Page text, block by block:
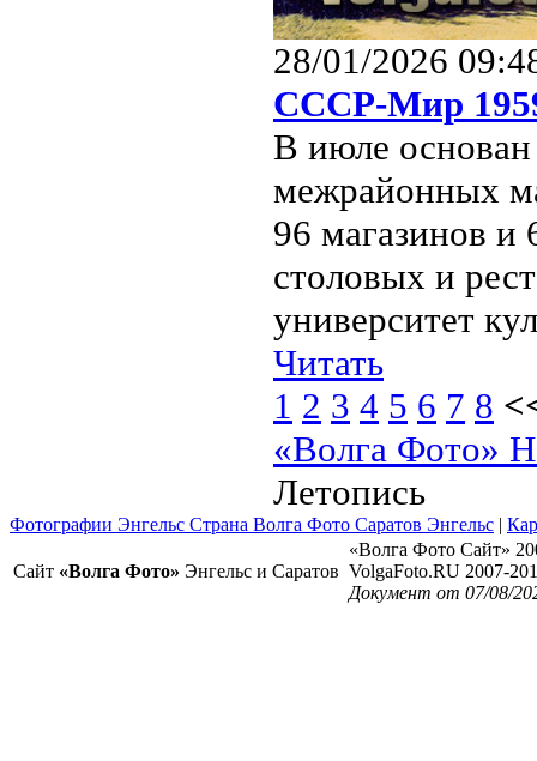
28/01/2026
СССР-Мир
В июле основан
межрайонных
96 магазинов и
столовых и
университет
Читать
1 2 3 4 5 6 7 8
«Волга Фото»
Летопись
Фотографии Энгельс Страна Волга Фото Саратов Энгельс |
Сайт «Волга Фото» Энгельс и Саратов
«Волга Фото Сайт»
VolgaFoto.RU 2007-
Документ от 07/08/